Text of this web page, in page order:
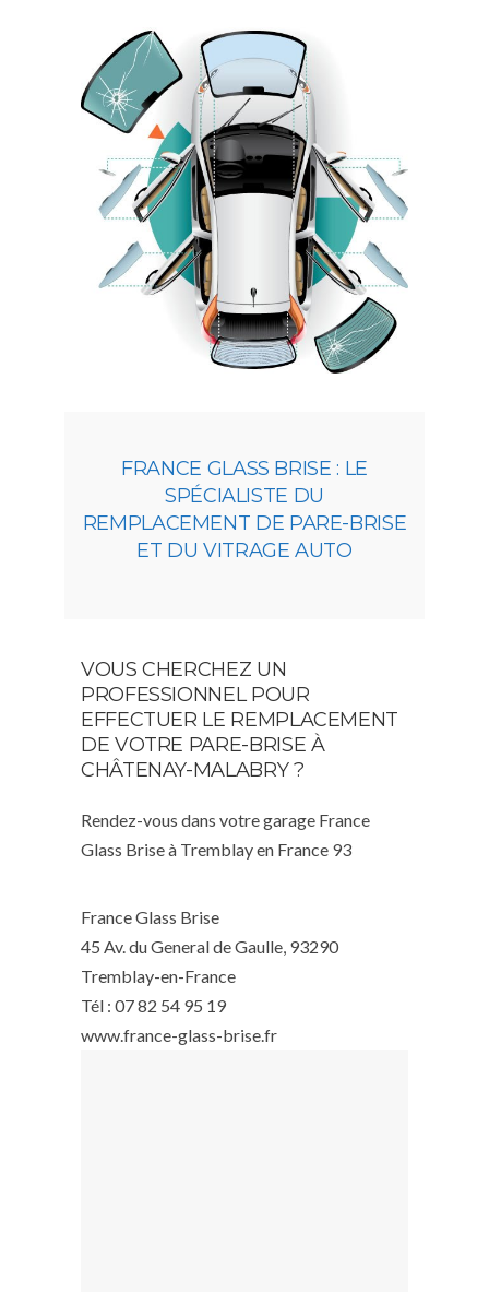
FRANCE GLASS BRISE : LE
SPÉCIALISTE DU
REMPLACEMENT DE PARE-BRISE
ET DU VITRAGE AUTO
VOUS CHERCHEZ UN
PROFESSIONNEL POUR
EFFECTUER LE REMPLACEMENT
DE VOTRE PARE-BRISE À
CHÂTENAY-MALABRY ?
Rendez-vous dans votre garage France
Glass Brise à Tremblay en France 93
France Glass Brise
45 Av. du General de Gaulle, 93290
Tremblay-en-France
Tél : 07 82 54 95 19
www.france-glass-brise.fr